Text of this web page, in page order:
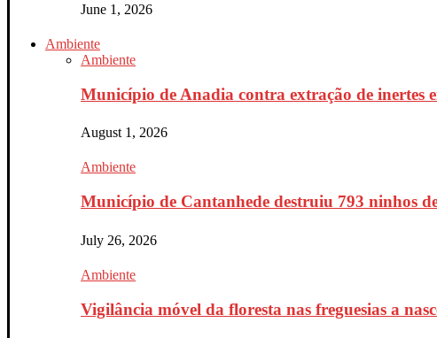
June 1, 2026
Ambiente
Ambiente
Município de Anadia contra extração de inertes
August 1, 2026
Ambiente
Município de Cantanhede destruiu 793 ninhos
July 26, 2026
Ambiente
Vigilância móvel da floresta nas freguesias a